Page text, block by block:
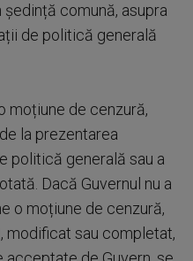
ședință comună, asupra
de politică generală
moțiune de cenzură,
la prezentarea
politică generală sau a
Dacă Guvernul nu a
o moțiune de cenzură,
modificat sau completat,